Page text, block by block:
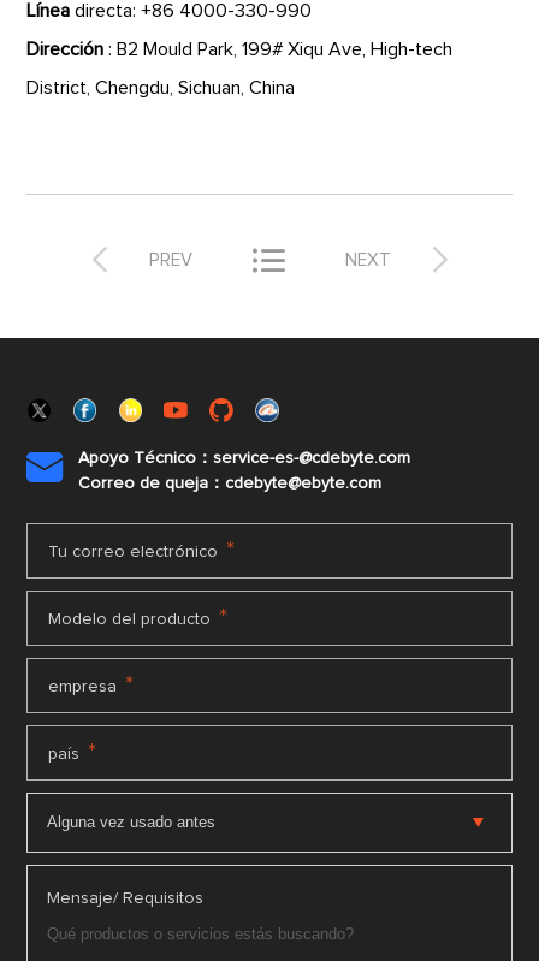
Línea directa: +86 4000-330-990
Dirección : B2 Mould Park, 199# Xiqu Ave, High-tech
District, Chengdu, Sichuan, China
 PREV  
NEXT

Apoyo Técnico：service-es-@cdebyte.com
Correo de queja：cdebyte@ebyte.com
Tu correo electrónico *
Modelo del producto *
empresa *
país *
Mensaje/ Requisitos